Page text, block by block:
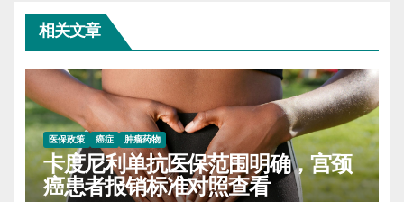
相关文章
医保政策 癌症 肿瘤药物
卡度尼利单抗医保范围明确，宫颈
癌患者报销标准对照查看